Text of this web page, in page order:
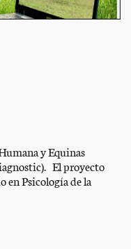
y Equinas
El proyecto
en Psicología de la
a la mejora de las